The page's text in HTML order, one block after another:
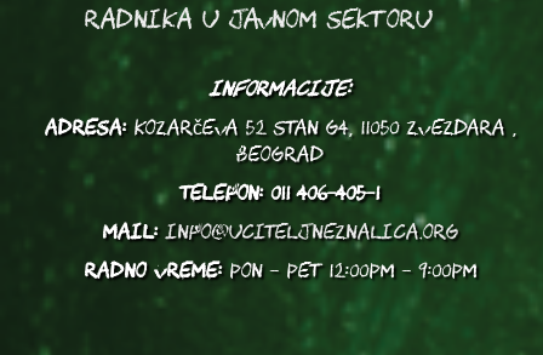
radnika u javnom sektoru
INFORMACIJE:
ADRESA:Kozarčeva 52 stan G4, 11050 Zvezdara ,
Beograd
TELEFON: 011 406-405-1
MAIL: info@uciteljneznalica.org
RADNO VREME:PON - PET 12:00PM - 9:00PM